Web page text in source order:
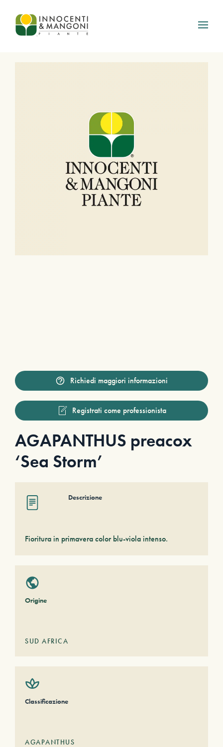
Skip to main content
Richiedi maggiori informazioni
Registrati come professionista
AGAPANTHUS preacox
‘Sea Storm’
Descrizione
Fioritura in primavera color blu-viola intenso.
Origine
SUD AFRICA
Classificazione
AGAPANTHUS